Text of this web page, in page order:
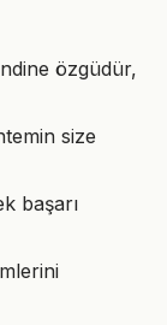
özgüdür,
size
başarı